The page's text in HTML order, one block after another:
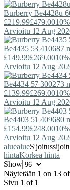
Burberry Be4428u
£219.99£479.00
Arvioitu 12 Aug
Be4435 53 410687
£149.99£269.00
Arvioitu 12 Aug
Be4434 57 300273
£139.99£269.00
Arvioitu 12 Aug
Be4403 51 409680
£154.99£248.00
Arvioitu 12 Aug
aluealueSijoitus
hintaKorkea hinta
Show
Näytetään 1 on 13
Sivu 1 of 1